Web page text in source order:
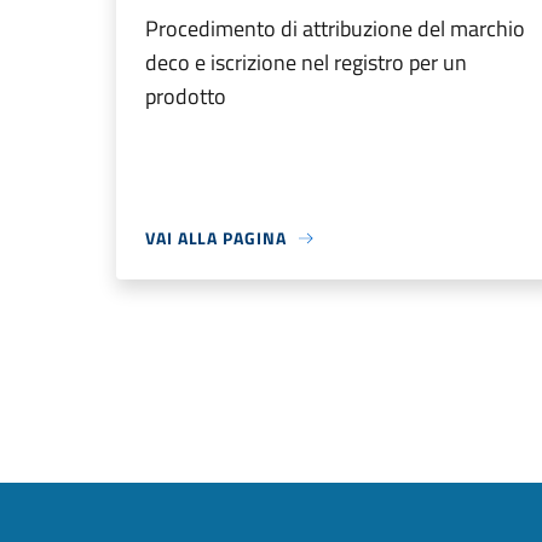
Procedimento di attribuzione del marchio
deco e iscrizione nel registro per un
prodotto
VAI ALLA PAGINA